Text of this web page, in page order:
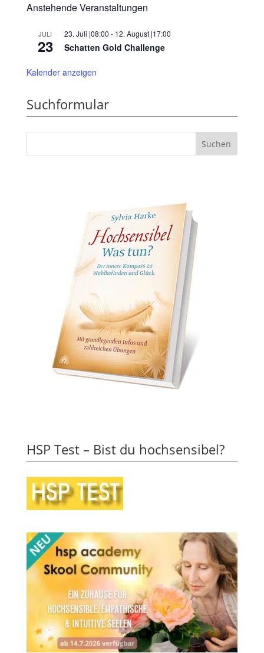
Anstehende Veranstaltungen
JULI
23
23. Juli |08:00 - 12. August |17:00
Schatten Gold Challenge
Kalender anzeigen
Suchformular
HSP Test – Bist du hochsensibel?